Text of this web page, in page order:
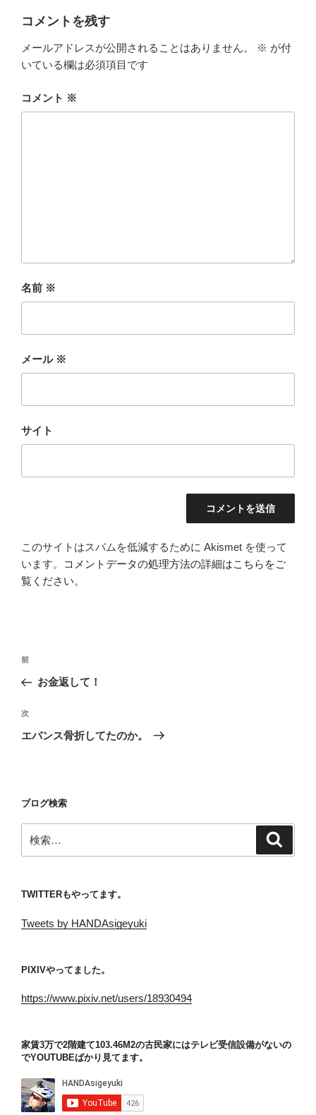
コメントを残す
メールアドレスが公開されることはありません。 ※ が付
いている欄は必須項目です
コメント ※
名前 ※
メール ※
サイト
このサイトはスパムを低減するために Akismet を使って
います。
コメントデータの処理方法の詳細はこちらをご
覧ください。
投
ナ
ビ
ゲ
ン
前
の
稿
前
お金返して！
次
の
次
エバンス骨折してたのか。
ブログ検索
索:
TWITTERもやってます。
Tweets by HANDAsigeyuki
PIXIVやってました。
https://www.pixiv.net/users/18930494
家賃3万で2階建て103.46M2の古民家にはテレビ受信設備がないの
でYOUTUBEばかり見てます。